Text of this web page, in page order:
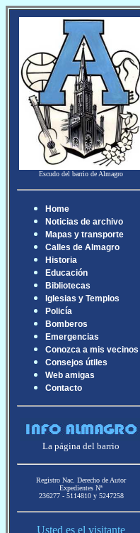
Escudo del barrio de Almagro
Home
Noticias de archivo
Mapas y transporte
Calles de Almagro
Historia
Educación
Bibliotecas
Iglesias y Templos
Policía
Bomberos
Emergencias
Conozca a mis vecinos
Consejos útiles
Web amigas
Contacto
La página del barrio
Registro Nac. Derecho de Autor
Expedientes Nª
236277 - 5114810 y 5247258
Usted es el visitante